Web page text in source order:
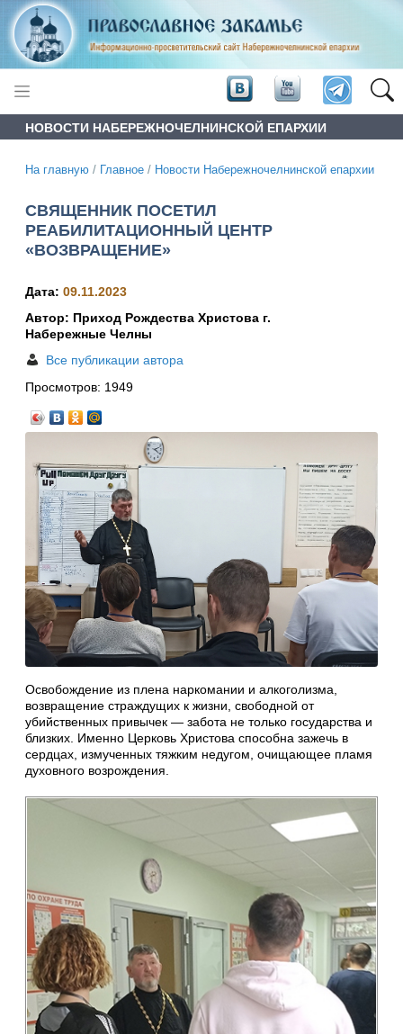
НОВОСТИ НАБЕРЕЖНОЧЕЛНИНСКОЙ ЕПАРХИИ
На главную / Главное / Новости Набережночелнинской епархии
СВЯЩЕННИК ПОСЕТИЛ
РЕАБИЛИТАЦИОННЫЙ ЦЕНТР
«ВОЗВРАЩЕНИЕ»
Дата: 09.11.2023
Автор: Приход Рождества Христова г.
Набережные Челны
Все публикации автора
Просмотров: 1949
Освобождение из плена наркомании и алкоголизма,
возвращение страждущих к жизни, свободной от
убийственных привычек — забота не только государства и
близких. Именно Церковь Христова способна зажечь в
сердцах, измученных тяжким недугом, очищающее пламя
духовного возрождения.